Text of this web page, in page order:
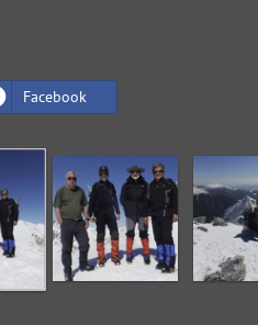
Facebook